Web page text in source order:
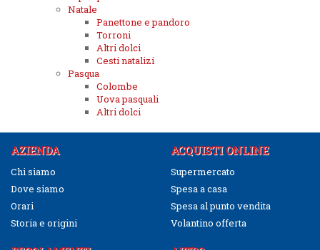
Natale
Panettone e pandoro
Torroni
Altri dolci
Cesti natalizi
Pasqua
Colombe
Uova pasquali
Altri dolci
AZIENDA
Chi siamo
Dove siamo
Orari
Storia e origini
ACQUISTI ONLINE
Supermercato
Spesa a casa
Spesa al punto vendita
Volantino offerta